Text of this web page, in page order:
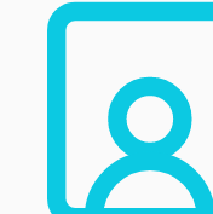
Actualités